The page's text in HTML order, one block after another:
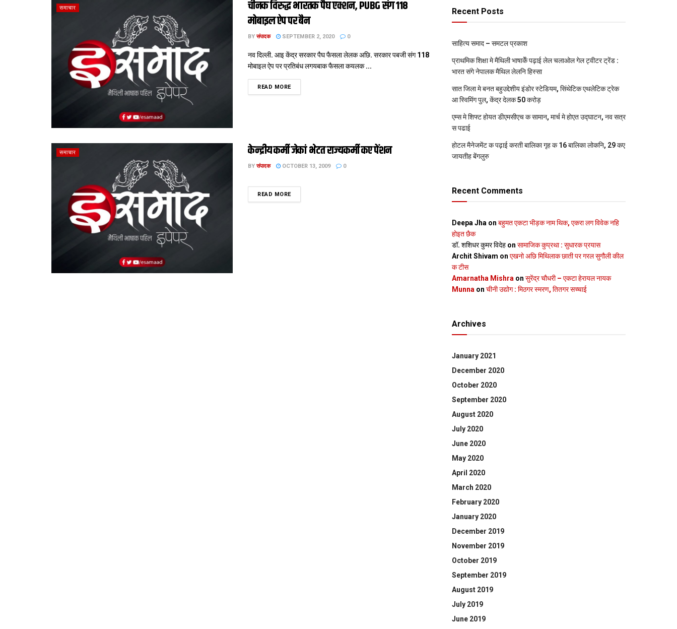
समाचार
चीनक विरुद्ध भारतक पैघ एक्शन, PUBG संग 118
मोबाइल ऐप पर बैन
BY संपादक SEPTEMBER 2, 2020 0
नव दिल्ली. आइ केंद्र सरकार पैघ फैसला लेलक अछि. सरकार पबजी संग 118
मोबाइल ऐप पर प्रतिबंध लगयबाक फैसला कयलक ...
READ MOREDETAILS
समाचार केन्द्रीय कर्मी जेकां भेटत राज्यकर्मी कए पेंशन
BY संपादक OCTOBER 13, 2009 0
READ MOREDETAILS
Recent Posts
साहित्य समाद – समटल प्रकाश
प्राथमिक शि‍क्षा मे मैथि‍ली भाषाकेँ पढ़ाई लेल चलाओल गेल ट्वीटर ट्रेंड :
भारत संगे नेपालक मैथिल लेलनि हिस्सा
सात जिला मे बनत बहुउद्देशीय इंडोर स्‍टेडि‍यम, सिंथेटिक एथलेटिक ट्रेक
आ स्विमिंग पुल, केंद्र देलक 50 करोड़
एम्स मे शिफ्ट होयत डीएमसीएच क सामान, मार्च मे होएत उद्घाटन, नव सत्र
स पढाई
होटल मैनेजमेंट क पढ़ाई करती बालिका गृह क 16 बालिका लोकनि, 29 कए
जायतीह बेंगलुरु
Recent Comments
Deepa Jha on बहुमत एकटा भीड़क नाम थिक, एकरा लग विवेक नहि
होइत छैक
डॉ. शशिधर कुमर विदेह on सामाजिक कुप्रथा : सुधारक प्रयास
Archit Shivam on एखनो अछि मिथिलाक छाती पर गरल सुगौली कील
क टीस
Amarnatha Mishra on सुरेंद्र चौधरी – एकटा हेरायल नायक
Munna on चीनी उद्योग : मिठगर स्‍मरण, तितगर सच्‍चाई
Archives
January 2021
December 2020
October 2020
September 2020
August 2020
July 2020
June 2020
May 2020
April 2020
March 2020
February 2020
January 2020
December 2019
November 2019
October 2019
September 2019
August 2019
July 2019
June 2019